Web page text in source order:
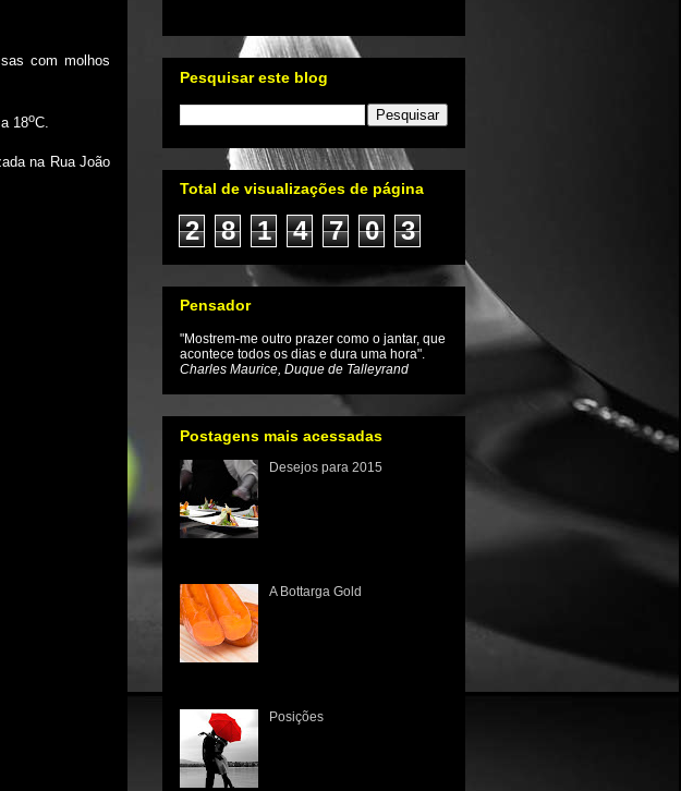
com molhos
18oC.
na Rua João
Pesquisar este blog
Total de visualizações de página
2 8 1 4 7 0 3
Pensador
"Mostrem-me outro prazer como o jantar, que
acontece todos os dias e dura uma hora".
Charles Maurice, Duque de Talleyrand
Postagens mais acessadas
Desejos para 2015
A Bottarga Gold
Posições